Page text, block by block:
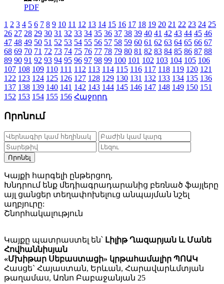
PDF
1 2 3 4 5 6 7 8 9 10 11 12 13 14 15 16 17 18 19 20 21 22 23 24 25
26 27 28 29 30 31 32 33 34 35 36 37 38 39 40 41 42 43 44 45 46
47 48 49 50 51 52 53 54 55 56 57 58 59 60 61 62 63 64 65 66 67
68 69 70 71 72 73 74 75 76 77 78 79 80 81 82 83 84 85 86 87 88
89 90 91 92 93 94 95 96 97 98 99 100 101 102 103 104 105 106
107 108 109 110 111 112 113 114 115 116 117 118 119 120 121
122 123 124 125 126 127 128 129 130 131 132 133 134 135 136
137 138 139 140 141 142 143 144 145 146 147 148 149 150 151
152 153 154 155 156 Հաջորդ
Որոնում
Որոնել
Կայքի հարգելի ընթերցող,
Խնդրում ենք մեդիագրադարանից բեռնած ֆայլերը
այլ ցանցեր տեղափոխելուց անպայման նշել
աղբյուրը:
Շնորհակալություն
Կայքը պատրաստել են՝ Լիլիթ Ղազարյան և Մանե
Հովհաննիսյան
«Մխիթար Սեբաստացի» կրթահամալիր ՊՈԱԿ
Հասցե` Հայաստան, Երևան, Հարավարևմտյան
թաղամաս, Առնո Բաբաջանյան 25